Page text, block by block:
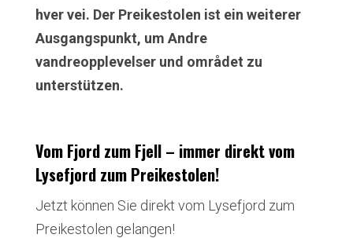
hver vei. Der Preikestolen ist ein weiterer
Ausgangspunkt, um Andre
vandreopplevelser und området zu
unterstützen.
Vom Fjord zum Fjell – immer direkt vom
Lysefjord zum Preikestolen!
Jetzt können Sie direkt vom Lysefjord zum
Preikestolen gelangen!